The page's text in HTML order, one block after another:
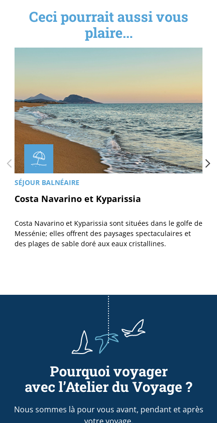
Ceci pourrait aussi vous
plaire...
SÉJOUR BALNÉAIRE
Costa Navarino et Kyparissia
Costa Navarino et Kyparissia sont situées dans le golfe de
Messénie; elles offrent des paysages spectaculaires et
des plages de sable doré aux eaux cristallines.
Pourquoi voyager
avec l’Atelier du Voyage ?
Nous sommes là pour vous avant, pendant et après